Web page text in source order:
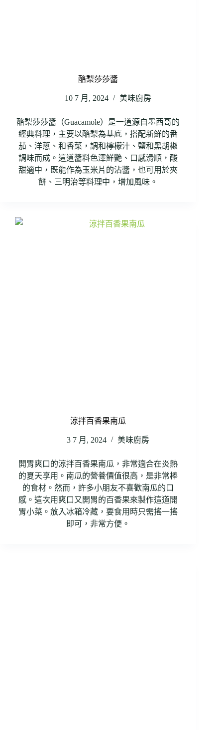
酪梨莎莎醬
10 7 月, 2024 美味廚房
酪梨莎莎醬（Guacamole）是一道源自墨西哥的
經典料理，主要以酪梨為基底，搭配新鮮的番
茄、洋蔥、和香菜，調和檸檬汁、鹽和黑胡椒
調味而成。這道醬料色澤鮮艷、口感滑順，酸
甜適中，既能作為玉米片的沾醬，也可用於夾
餅、三明治等料理中，增加風味。
涼拌百香果南瓜
3 7 月, 2024 美味廚房
開胃爽口的涼拌百香果南瓜，非常適合在炎熱
的夏天享用。南瓜的營養價值很高，是非常棒
的食材。然而，許多小朋友不喜歡南瓜的口
感。這次用爽口又開胃的百香果來製作這道開
胃小菜。放入冰箱冷藏，要食用時只需搖一搖
即可，非常方便。